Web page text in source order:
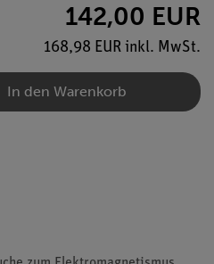
142,00 EUR
168,98 EUR inkl. MwSt.
In den Warenkorb